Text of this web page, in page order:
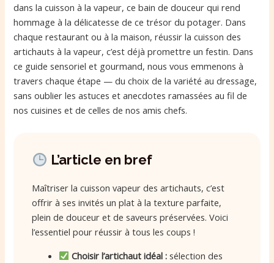
dans la cuisson à la vapeur, ce bain de douceur qui rend
hommage à la délicatesse de ce trésor du potager. Dans
chaque restaurant ou à la maison, réussir la cuisson des
artichauts à la vapeur, c’est déjà promettre un festin. Dans
ce guide sensoriel et gourmand, nous vous emmenons à
travers chaque étape — du choix de la variété au dressage,
sans oublier les astuces et anecdotes ramassées au fil de
nos cuisines et de celles de nos amis chefs.
L’article en bref
Maîtriser la cuisson vapeur des artichauts, c’est
offrir à ses invités un plat à la texture parfaite,
plein de douceur et de saveurs préservées. Voici
l’essentiel pour réussir à tous les coups !
Choisir l’artichaut idéal :sélection des